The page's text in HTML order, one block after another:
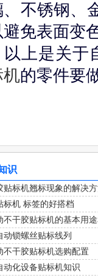
、不锈钢、
避免表面变
以上是关于
机的零件要
识
贴标机翘标现象的解决
标机 标签的好搭档
不干胶贴标机的基本用
动锁螺丝贴标线列
不干胶贴标机选购配置
动化设备贴标机知识